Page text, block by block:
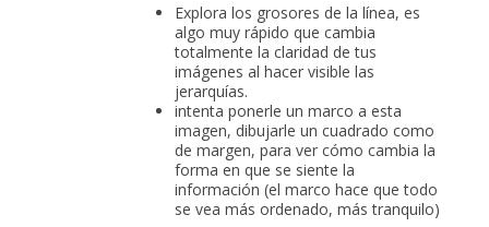
Explora los grosores de la línea, es
algo muy rápido que cambia
totalmente la claridad de tus
imágenes al hacer visible las
jerarquías.
intenta ponerle un marco a esta
imagen, dibujarle un cuadrado como
de margen, para ver cómo cambia la
forma en que se siente la
información (el marco hace que todo
se vea más ordenado, más tranquilo)